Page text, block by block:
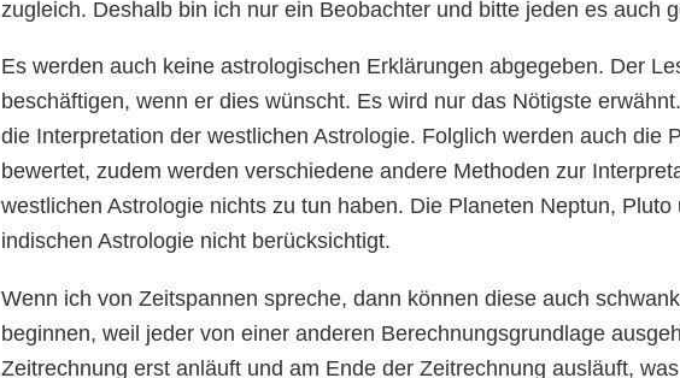
zugleich. Deshalb bin ich nur ein Beobachter und bitte jeden es auch
Es werden auch keine astrologischen Erklärungen abgegeben. Der
beschäftigen, wenn er dies wünscht. Es wird nur das Nötigste
die Interpretation der westlichen Astrologie. Folglich werden auch die
bewertet, zudem werden verschiedene andere Methoden zur
westlichen Astrologie nichts zu tun haben. Die Planeten Neptun,
indischen Astrologie nicht berücksichtigt.
Wenn ich von Zeitspannen spreche, dann können diese auch
beginnen, weil jeder von einer anderen Berechnungsgrundlage
Zeitrechnung erst anläuft und am Ende der Zeitrechnung ausläuft,